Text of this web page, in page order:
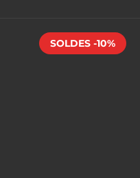
SOLDES -10%